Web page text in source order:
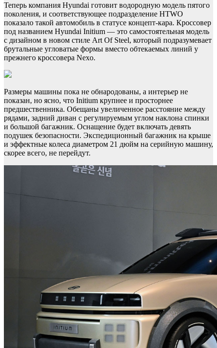
Теперь компания Hyundai готовит водородную модель пятого
поколения, и соответствующее подразделение HTWO
показало такой автомобиль в статусе концепт-кара. Кроссовер
под названием Hyundai Initium — это самостоятельная модель
с дизайном в новом стиле Art Of Steel, который подразумевает
брутальные угловатые формы вместо обтекаемых линий у
прежнего кроссовера Nexo.
Размеры машины пока не обнародованы, а интерьер не
показан, но ясно, что Initium крупнее и просторнее
предшественника. Обещаны увеличенное расстояние между
рядами, задний диван с регулируемым углом наклона спинки
и большой багажник. Оснащение будет включать девять
подушек безопасности. Экспедиционный багажник на крыше
и эффектные колеса диаметром 21 дюйм на серийную машину,
скорее всего, не перейдут.